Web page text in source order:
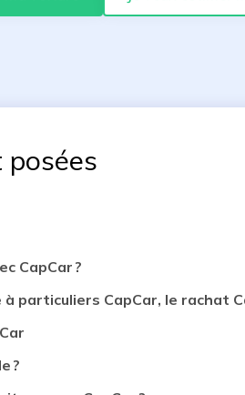
CapCar ?
particuliers CapCar, le rachat
?